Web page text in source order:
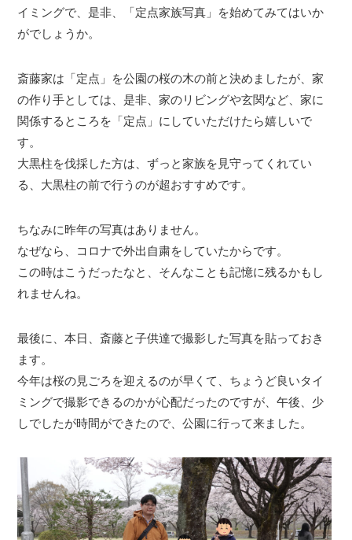
イミングで、是非、「定点家族写真」を始めてみてはいか
がでしょうか。
斎藤家は「定点」を公園の桜の木の前と決めましたが、家
の作り手としては、是非、家のリビングや玄関など、家に
関係するところを「定点」にしていただけたら嬉しいで
す。
大黒柱を伐採した方は、ずっと家族を見守ってくれてい
る、大黒柱の前で行うのが超おすすめです。
ちなみに昨年の写真はありません。
なぜなら、コロナで外出自粛をしていたからです。
この時はこうだったなと、そんなことも記憶に残るかもし
れませんね。
最後に、本日、斎藤と子供達で撮影した写真を貼っておき
ます。
今年は桜の見ごろを迎えるのが早くて、ちょうど良いタイ
ミングで撮影できるのかが心配だったのですが、午後、少
しでしたが時間ができたので、公園に行って来ました。